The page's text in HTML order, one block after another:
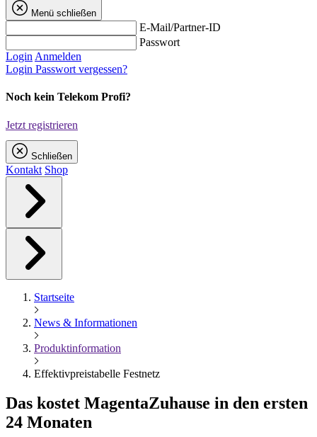
Menü schließen
E-Mail/Partner-ID
Passwort
Login Anmelden
Login Passwort vergessen?
Noch kein Telekom Profi?
Jetzt registrieren
Schließen
Kontakt Shop
Startseite
News & Informationen
Produktinformation
Effektivpreistabelle Festnetz
Das kostet MagentaZuhause in den ersten
24 Monaten